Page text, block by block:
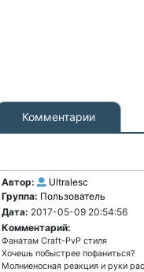
Комментарии
Автор:
Ultralesc
Группа: Пользователь
Дата: 2017-05-09 20:54:56
Комментарий:
Фанатам Craft-PvP стиля
Хочешь побыстрее пофаниться?
Молниеносная реакция и руки